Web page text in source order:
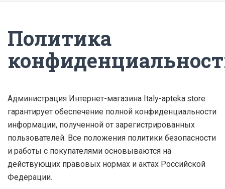
Политика
Администрация Интернет-магазина Italy-apteka.store
гарантирует обеспечение полной конфиденциальности
информации, полученной от зарегистрированных
пользователей. Все положения политики безопасности
и работы с покупателями основываются на
действующих правовых нормах и актах Российской
Федерации.